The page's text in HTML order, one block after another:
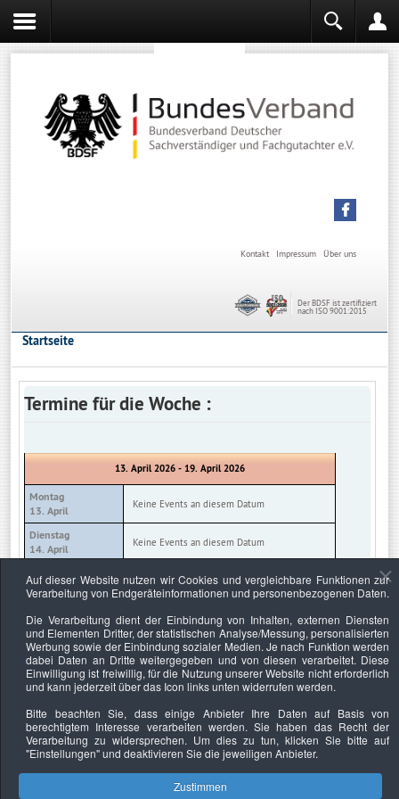
Über uns
Impressum
Kontakt
Der BDSF ist zertifiziert
nach ISO 9001:2015
Startseite
Termine für die Woche :
13. April 2026 - 19. April 2026
Montag
13. April
Keine Events an diesem Datum
Dienstag
14. April
Keine Events an diesem Datum
Mittwoch
15. April
Keine Events an diesem Datum
16. April
Keine Events an diesem Datum
Freitag
17. April
Keine Events an diesem Datum
Samstag
Sonntag
19. April
Keine Events an diesem Datum
Auf dieser Website nutzen wir Cookies und vergleichbare Funktionen zur
Verarbeitung von Endgeräteinformationen und personenbezogenen Daten.
Die Verarbeitung dient der Einbindung von Inhalten, externen Diensten
und Elementen Dritter, der statistischen Analyse/Messung, personalisierten
Werbung sowie der Einbindung sozialer Medien. Je nach Funktion werden
dabei Daten an Dritte weitergegeben und von diesen verarbeitet. Diese
Einwilligung ist freiwillig, für die Nutzung unserer Website nicht erforderlich
und kann jederzeit über das Icon links unten widerrufen werden.
Bitte beachten Sie, dass einige Anbieter Ihre Daten auf Basis von
berechtigtem Interesse verarbeiten werden. Sie haben das Recht der
Verarbeitung zu widersprechen. Um dies zu tun, klicken Sie bitte auf
"Einstellungen"und deaktivieren Sie die jeweiligen Anbieter.
Zustimmen